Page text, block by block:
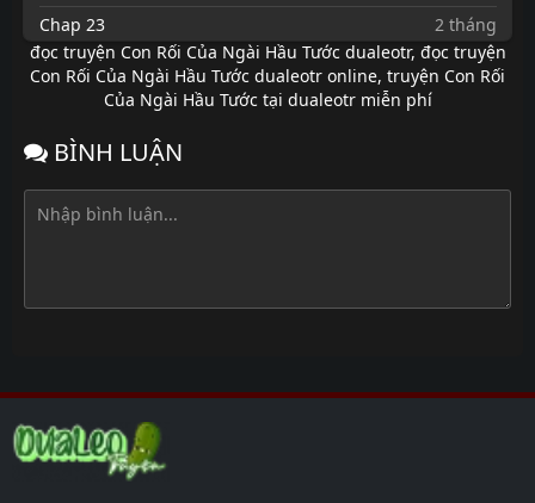
Chap 23
2 tháng
trước
Chap 22
2 tháng
Chap 21
Chap 20
Chap 17
2 tháng
Chap 16
đọc truyện Con Rối Của Ngài Hầu Tước dualeotr, đọc truyện
Con Rối Của Ngài Hầu Tước dualeotr online, truyện Con Rối
Của Ngài Hầu Tước tại dualeotr miễn phí
BÌNH LUẬN